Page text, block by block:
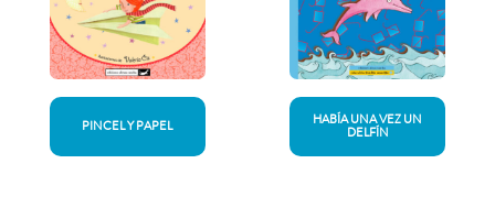
PINCEL Y PAPEL
HABÍA UNA VEZ UN
DELFÍN